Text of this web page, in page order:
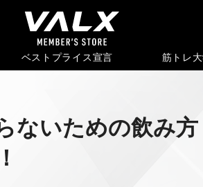
ベストプライス宣言 筋トレ大
ないための飲み方